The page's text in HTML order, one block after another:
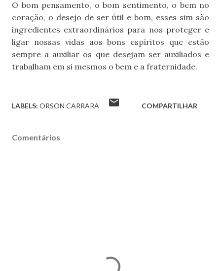
O bom pensamento, o bom sentimento, o bem no
coração, o desejo de ser útil e bom, esses sim são
ingredientes extraordinários para nos proteger e
ligar nossas vidas aos bons espíritos que estão
sempre a auxiliar os que desejam ser auxiliados e
trabalham em si mesmos o bem e a fraternidade.
LABELS: ORSON CARRARA COMPARTILHAR
Comentários